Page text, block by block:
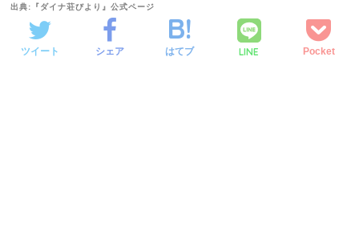
出典:『ダイナ荘びより』公式ページ
ツイート シェア はてブ LINE Pocket